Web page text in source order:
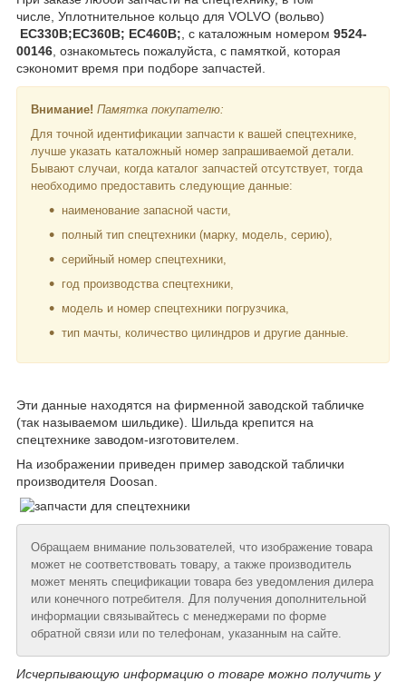
числе, Уплотнительное кольцо для VOLVO (вольво)
EC330B;EC360B; EC460B; с каталожным номером 9524-
00146 , ознакомьтесь пожалуйста, с памяткой, которая
сэкономит время при подборе запчастей.
Внимание! Памятка покупателю:
Для точной идентификации запчасти к вашей спецтехнике,
лучше указать каталожный номер запрашиваемой детали.
Бывают случаи, когда каталог запчастей отсутствует, тогда
необходимо предоставить следующие данные:
наименование запасной части,
полный тип спецтехники (марку, модель, серию),
серийный номер спецтехники,
год производства спецтехники,
модель и номер спецтехники погрузчика,
тип мачты, количество цилиндров и другие данные.
Эти данные находятся на фирменной заводской табличке
(так называемом шильдике). Шильда крепится на
спецтехнике заводом-изготовителем.
На изображении приведен пример заводской таблички
производителя Doosan.
Обращаем внимание пользователей, что изображение товара
может не соответствовать товару, а также производитель
может менять спецификации товара без уведомления дилера
или конечного потребителя. Для получения дополнительной
информации связывайтесь с менеджерами по форме
обратной связи или по телефонам, указанным на сайте.
Исчерпывающую информацию о товаре можно получить у